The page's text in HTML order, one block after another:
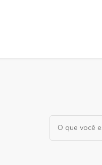
Procurando
algo?